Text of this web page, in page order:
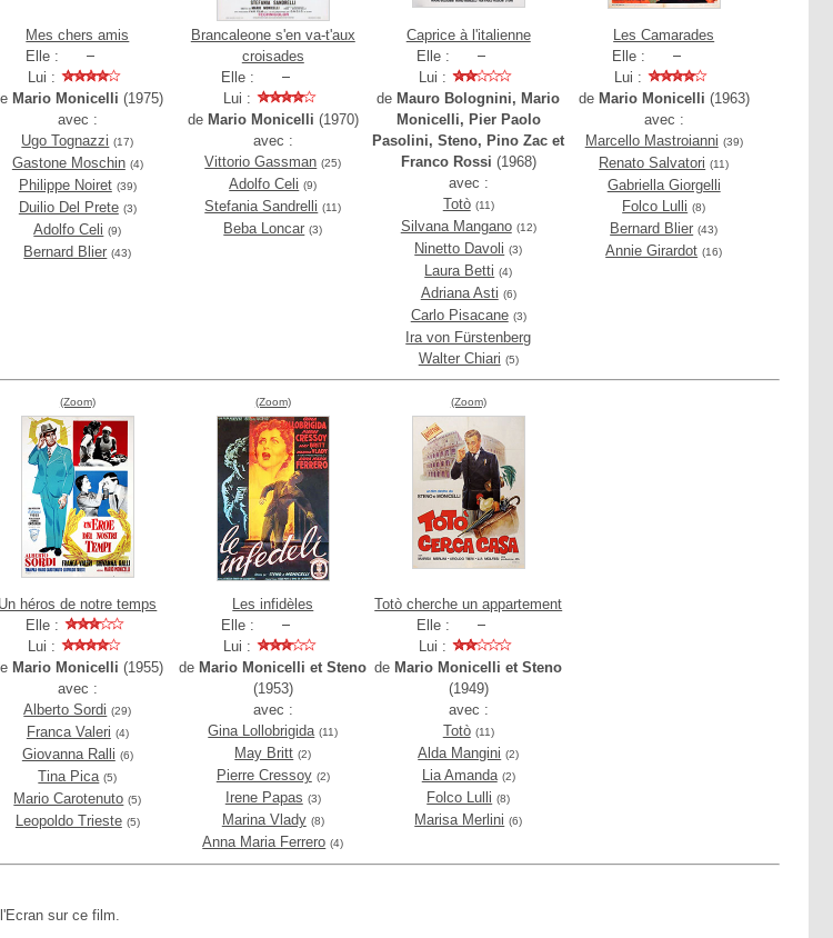
Mes chers amis
Elle :
Lui :
Mario Monicelli (1975)
avec :
Ugo Tognazzi (17)
Gastone Moschin (4)
Philippe Noiret (39)
Duilio Del Prete (3)
Adolfo Celi (9)
Bernard Blier (43)
Brancaleone s'en va-t'aux
croisades
Elle :
Lui :
de Mario Monicelli (1970)
avec :
Vittorio Gassman (25)
Adolfo Celi (9)
Stefania Sandrelli (11)
Beba Loncar (3)
Caprice à l'italienne
Elle :
Lui :
de Mauro Bolognini, Mario
Monicelli, Pier Paolo
Pasolini, Steno, Pino Zac et
Franco Rossi (1968)
avec :
Totò (11)
Silvana Mangano (12)
Ninetto Davoli (3)
Laura Betti (4)
Adriana Asti (6)
Carlo Pisacane (3)
Ira von Fürstenberg
Walter Chiari (5)
Les Camarades
Elle :
Lui :
de Mario Monicelli (1963)
avec :
Marcello Mastroianni (39)
Renato Salvatori (11)
Gabriella Giorgelli
Folco Lulli (8)
Bernard Blier (43)
Annie Girardot (16)
(Zoom)
Un héros de notre temps
Elle :
Lui :
Mario Monicelli (1955)
avec :
Alberto Sordi (29)
Franca Valeri (4)
Giovanna Ralli (6)
Tina Pica (5)
Mario Carotenuto (5)
Leopoldo Trieste (5)
(Zoom)
Les infidèles
Elle :
Lui :
de Mario Monicelli et Steno
(1953)
avec :
Gina Lollobrigida (11)
May Britt (2)
Pierre Cressoy (2)
Irene Papas (3)
Marina Vlady (8)
Anna Maria Ferrero (4)
(Zoom)
Totò cherche un appartement
Elle :
Lui :
de Mario Monicelli et Steno
(1949)
avec :
Totò (11)
Alda Mangini (2)
Lia Amanda (2)
Folco Lulli (8)
Marisa Merlini (6)
sur ce film.